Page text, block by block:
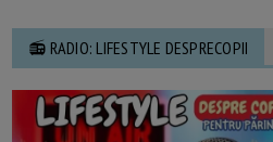
📻 RADIO: LIFESTYLE DESPRECOPII